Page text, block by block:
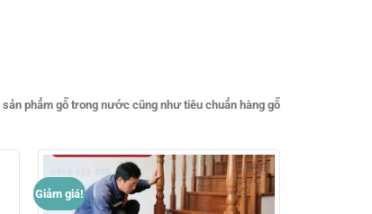
phẩm gỗ trong nước cũng như tiêu chuẩn hàng gỗ
Giảm giá!